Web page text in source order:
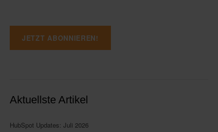
Aktuellste Artikel
HubSpot Updates: Juli 2026